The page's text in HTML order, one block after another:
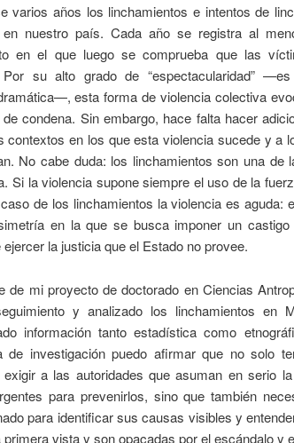
varios años los linchamientos e intentos de
en nuestro país. Cada año se registra al
en el que luego se comprueba que las
Por su alto grado de “espectacularidad”
esta forma de violencia colectiva
de condena. Sin embargo, hace falta hacer
contextos en los que esta violencia sucede y a
No cabe duda: los linchamientos son una de
Si la violencia supone siempre el uso de la
de los linchamientos la violencia es aguda:
en la que se busca imponer un
la justicia que el Estado no provee.
de mi proyecto de doctorado en Ciencias
y analizado los linchamientos en
información tanto estadística como
de investigación puedo afirmar que no solo
a las autoridades que asuman en serio
para prevenirlos, sino que también
para identificar sus causas visibles y
primera vista y son opacadas por el escándalo y